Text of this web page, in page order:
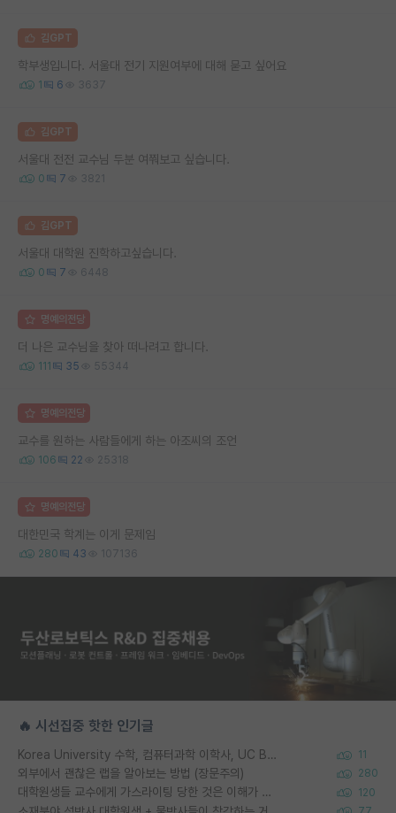
김GPT
학부생입니다. 서울대 전기 지원여부에 대해 묻고 싶어요
1 6 3637
김GPT
서울대 전전 교수님 두분 여쭤보고 싶습니다.
0 7 3821
김GPT
서울대 대학원 진학하고싶습니다.
0 7 6448
명예의전당
더 나은 교수님을 찾아 떠나려고 합니다.
111 35 55344
명예의전당
교수를 원하는 사람들에게 하는 아조씨의 조언
106 22 25318
명예의전당
대한민국 학계는 이게 문제임
280 43 107136
🔥 시선집중 핫한 인기글
Korea University 수학, 컴퓨터과학 이학사, UC Berkeley 산업공학 대학원 공학박사가 되는 것은 쉽지 않겠죠? 11
외부에서 괜찮은 랩을 알아보는 방법 (장문주의) 280
대학원생들 교수에게 가스라이팅 당한 것은 이해가 갑니다. 안타깝네요. 120